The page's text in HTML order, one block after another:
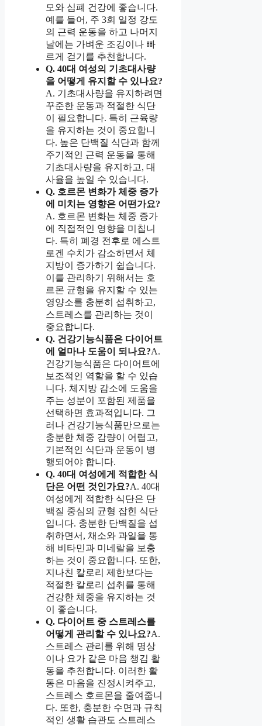
모와 심폐 건강에 좋습니다.
예를 들어, 주 3회 일정 강도
의 근력 운동을 하고 나머지
날에는 가벼운 조깅이나 빠
르게 걷기를 추천합니다.
Q. 40대 여성의 기초대사량
을 어떻게 유지할 수 있나요?
A. 기초대사량을 유지하려면
꾸준한 운동과 적절한 식단
이 필요합니다. 특히 근육량
을 유지하는 것이 중요합니
다. 높은 단백질 식단과 함께
주기적인 근력 운동을 통해
기초대사량을 유지하고, 대
사율을 높일 수 있습니다.
Q. 호르몬 변화가 체중 증가
에 미치는 영향은 어떤가요?
A. 호르몬 변화는 체중 증가
에 직접적인 영향을 미칩니
다. 특히 폐경 전후로 에스트
로겐 수치가 감소하면서 체
지방이 증가하기 쉽습니다.
이를 관리하기 위해서는 호
르몬 균형을 유지할 수 있는
영양소를 충분히 섭취하고,
스트레스를 관리하는 것이
중요합니다.
Q. 건강기능식품은 다이어트
에 얼마나 도움이 되나요?A.
건강기능식품은 다이어트에
보조적인 역할을 할 수 있습
니다. 체지방 감소에 도움을
주는 성분이 포함된 제품을
선택하면 효과적입니다. 그
러나 건강기능식품만으로는
충분한 체중 감량이 어렵고,
기본적인 식단과 운동이 병
행되어야 합니다.
Q. 40대 여성에게 적합한 식
단은 어떤 것인가요?A. 40대
여성에게 적합한 식단은 단
백질 중심의 균형 잡힌 식단
입니다. 충분한 단백질을 섭
취하면서, 채소와 과일을 통
해 비타민과 미네랄을 보충
하는 것이 중요합니다. 또한,
지나친 칼로리 제한보다는
적절한 칼로리 섭취를 통해
건강한 체중을 유지하는 것
이 좋습니다.
Q. 다이어트 중 스트레스를
어떻게 관리할 수 있나요?A.
스트레스 관리를 위해 명상
이나 요가 같은 마음 챙김 활
동을 추천합니다. 이러한 활
동은 마음을 진정시켜주고,
스트레스 호르몬을 줄여줍니
다. 또한, 충분한 수면과 규칙
적인 생활 습관도 스트레스